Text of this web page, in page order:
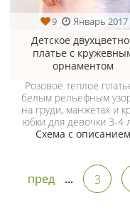
9 Январь 2017
Детское
платье с
орнаментом
Розовое теплое
белым рельефным
на груди, манжетах и
юбки для девочки 3-4
Схема с описанием
пред ... 3